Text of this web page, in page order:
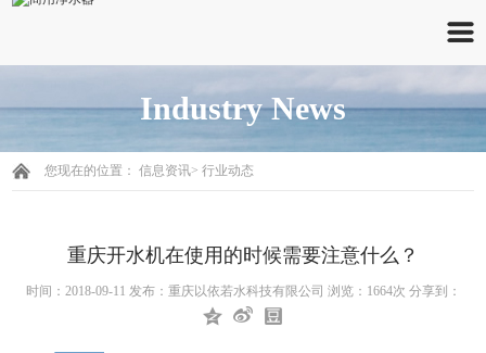
Industry News
您现在的位置：信息资讯>行业动态
重庆开水机在使用的时候需要注意什么？
时间：2018-09-11 发布：重庆以依若水科技有限公司 浏览： 1664次 分享到：